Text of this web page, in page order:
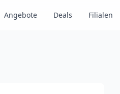
Angebote Deals Filialen